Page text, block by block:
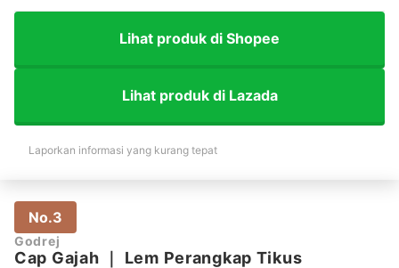
Lihat produk di Shopee
Lihat produk di Lazada
Laporkan informasi yang kurang tepat
No.3
Godrej
Cap Gajah Lem Perangkap Tikus